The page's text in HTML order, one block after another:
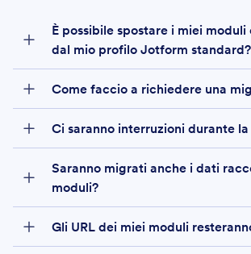
È possibile spostare i miei
dal mio profilo Jotform standard?
Come faccio a richiedere una
ticket
Ci saranno interruzioni durante
Saranno migrati anche i dati
moduli?
Gli URL dei miei moduli